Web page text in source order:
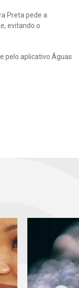
Preta pede a
evitando o
pelo aplicativo Águas